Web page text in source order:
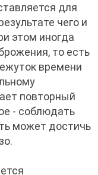
для
чего и
этом иногда
то есть
времени
повторный
- соблюдать
может достичь